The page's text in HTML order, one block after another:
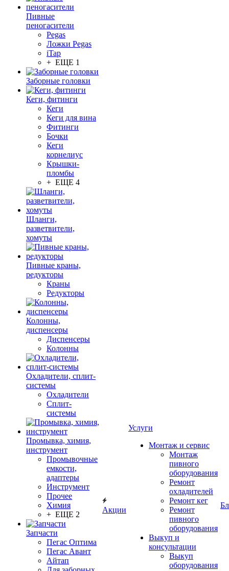
Пивные
пеногасители
Pegas
Ложки Pegas
iTap
+ ЕЩЕ 1
Заборные головки
Кеги, фитинги
Кеги
Кеги для вина
Фитинги
Бочки
Кеги
корнелиус
Крышки-
пломбы
+ ЕЩЕ 4
Шланги,
разветвители,
хомуты
Пивные краны,
редукторы
Краны
Редукторы
Колонны,
диспенсеры
Диспенсеры
Колонны
Охладители, сплит-
системы
Охладители
Сплит-
системы
Промывка, химия,
инструмент
Промывочные
емкости,
адаптеры
Инструмент
Прочее
Химия
+ ЕЩЕ 2
Запчасти
Пегас Оптима
Пегас Авант
Айтап
Акции
Услуги
Монтаж и сервис
Монтаж
пивного
оборудования
Ремонт
охладителей
Ремонт кег
Ремонт
пивного
оборудования
Выкуп и
консультации
Выкуп
оборудования